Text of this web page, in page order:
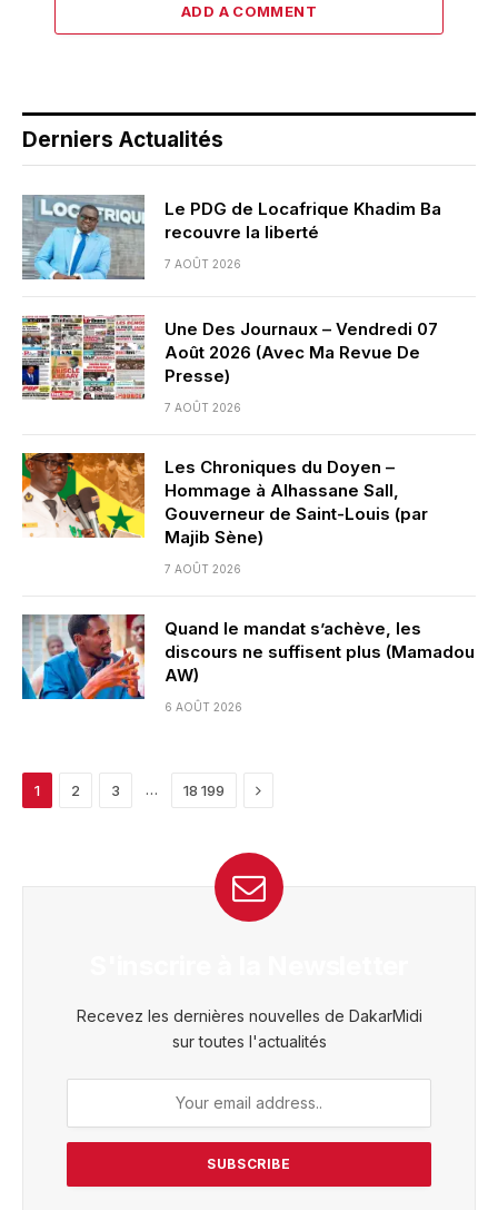
ADD A COMMENT
Derniers Actualités
Le PDG de Locafrique Khadim Ba
recouvre la liberté
7 AOÛT 2026
Une Des Journaux – Vendredi 07
Août 2026 (Avec Ma Revue De
Presse)
7 AOÛT 2026
Les Chroniques du Doyen –
Hommage à Alhassane Sall,
Gouverneur de Saint-Louis (par
Majib Sène)
7 AOÛT 2026
Quand le mandat s’achève, les
discours ne suffisent plus (Mamadou
AW)
6 AOÛT 2026
1 2 3 … 18 199 Next
Recevez les dernières nouvelles de DakarMidi
sur toutes l'actualités